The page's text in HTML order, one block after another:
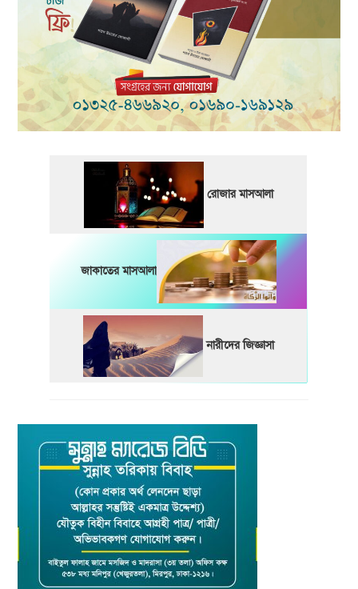
রোজার মাসআলা
জাকাতের মাসআলা
নারীদের জিজ্ঞাসা